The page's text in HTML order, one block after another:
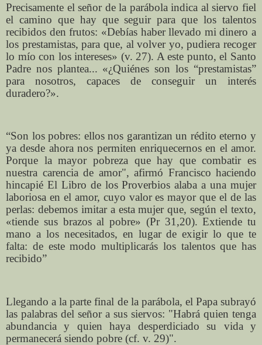
Precisamente el señor de la parábola indica al siervo fiel
el camino que hay que seguir para que los talentos
recibidos den frutos: «Debías haber llevado mi dinero a
los prestamistas, para que, al volver yo, pudiera recoger
lo mío con los intereses» (v. 27). A este punto, el Santo
Padre nos plantea... «¿Quiénes son los “prestamistas”
para nosotros, capaces de conseguir un interés
duradero?».
“Son los pobres: ellos nos garantizan un rédito eterno y
ya desde ahora nos permiten enriquecernos en el amor.
Porque la mayor pobreza que hay que combatir es
nuestra carencia de amor", afirmó Francisco haciendo
hincapié El Libro de los Proverbios alaba a una mujer
laboriosa en el amor, cuyo valor es mayor que el de las
perlas: debemos imitar a esta mujer que, según el texto,
«tiende sus brazos al pobre» (Pr 31,20). Extiende tu
mano a los necesitados, en lugar de exigir lo que te
falta: de este modo multiplicarás los talentos que has
recibido”
Llegando a la parte final de la parábola, el Papa subrayó
las palabras del señor a sus siervos: "Habrá quien tenga
abundancia y quien haya desperdiciado su vida y
permanecerá siendo pobre (cf. v. 29)".